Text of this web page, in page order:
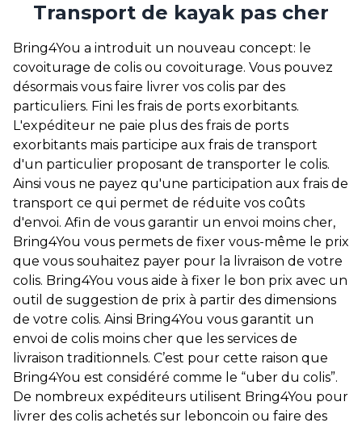
Transport de kayak pas cher
Bring4You a introduit un nouveau concept: le
covoiturage de colis ou covoiturage. Vous pouvez
désormais vous faire livrer vos colis par des
particuliers. Fini les frais de ports exorbitants.
L'expéditeur ne paie plus des frais de ports
exorbitants mais participe aux frais de transport
d'un particulier proposant de transporter le colis.
Ainsi vous ne payez qu'une participation aux frais de
transport ce qui permet de réduite vos coûts
d'envoi. Afin de vous garantir un envoi moins cher,
Bring4You vous permets de fixer vous-même le prix
que vous souhaitez payer pour la livraison de votre
colis. Bring4You vous aide à fixer le bon prix avec un
outil de suggestion de prix à partir des dimensions
de votre colis. Ainsi Bring4You vous garantit un
envoi de colis moins cher que les services de
livraison traditionnels. C’est pour cette raison que
Bring4You est considéré comme le “uber du colis”.
De nombreux expéditeurs utilisent Bring4You pour
livrer des colis achetés sur leboncoin ou faire des